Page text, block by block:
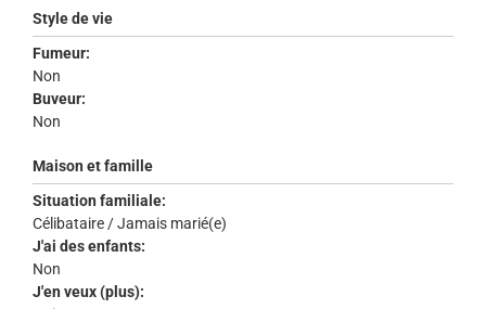
Style de vie
Fumeur:
Non
Buveur:
Non
Maison et famille
Situation familiale:
Célibataire / Jamais marié(e)
J'ai des enfants:
Non
J'en veux (plus):